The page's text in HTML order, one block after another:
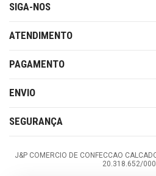
SIGA-NOS
ATENDIMENTO
PAGAMENTO
ENVIO
SEGURANÇA
J&P COMERCIO DE CONFECCAO
20.318.652/